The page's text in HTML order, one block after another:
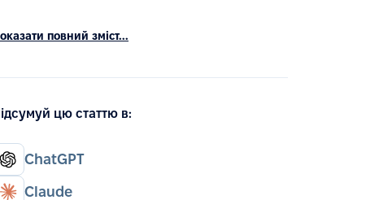
повний зміст...
цю статтю в:
ChatGPT
Claude